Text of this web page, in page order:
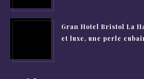
Gran Hotel Bristol La
et luxe, une perle